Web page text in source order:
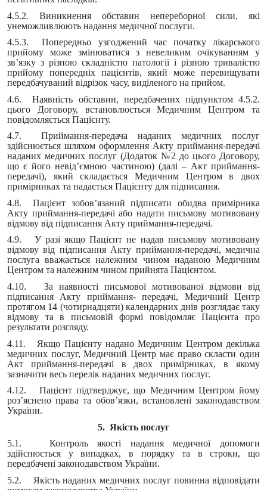
4.5.2. Виникнення обставин непереборної сили, які
унеможливлюють надання медичної послуги.
4.5.3. Попередньо узгоджений час початку лікарського
прийому може змінюватися з невеликим очікуванням у
зв’язку з різною складністю патології і різною тривалістю
прийому попередніх пацієнтів, який може перевищувати
передбачуваний відрізок часу, виділеного на прийом.
4.6. Наявність обставин, передбачених підпунктом 4.5.2.
цього Договору, встановлюється Медичним Центром та
повідомляється Пацієнту.
4.7. Приймання-передача наданих медичних послуг
здійснюється шляхом оформлення Акту приймання-передачі
наданих медичних послуг (Додаток №2 до цього Договору,
що є його невід’ємною частиною) (далі – Акт приймання-
передачі), який складається Медичним Центром в двох
примірниках та надається Пацієнту для підписання.
4.8. Пацієнт зобов’язаний підписати обидва примірника
Акту приймання-передачі або надати письмову мотивовану
відмову від підписання Акту приймання-передачі.
4.9. У разі якщо Пацієнт не надав письмову мотивовану
відмову від підписання Акту приймання-передачі, медична
послуга вважається належним чином наданою Медичним
Центром та належним чином прийнята Пацієнтом.
4.10. За наявності письмової мотивованої відмови від
підписання Акту приймання- передачі, Медичний Центр
протягом 14 (чотирнадцяти) календарних днів розглядає таку
відмову та в письмовій формі повідомляє Пацієнта про
результати розгляду.
4.11. Якщо Пацієнту надано Медичним Центром декілька
медичних послуг, Медичний Центр має право скласти один
Акт приймання-передачі в двох примірниках, в якому
зазначити весь перелік наданих медичних послуг.
4.12. Пацієнт підтверджує, що Медичним Центром йому
роз’яснено права та обов’язки, встановлені законодавством
України.
5. Якість послуг
5.1. Контроль якості надання медичної допомоги
здійснюється у випадках, в порядку та в строки, що
передбачені законодавством України.
5.2. Якість наданих медичних послуг повинна відповідати